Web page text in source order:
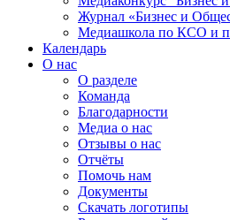
Журнал «Бизнес и
Медиашкола по КСО и
Календарь
О нас
О разделе
Команда
Благодарности
Медиа о нас
Отзывы о нас
Отчёты
Помочь нам
Документы
Скачать логотипы